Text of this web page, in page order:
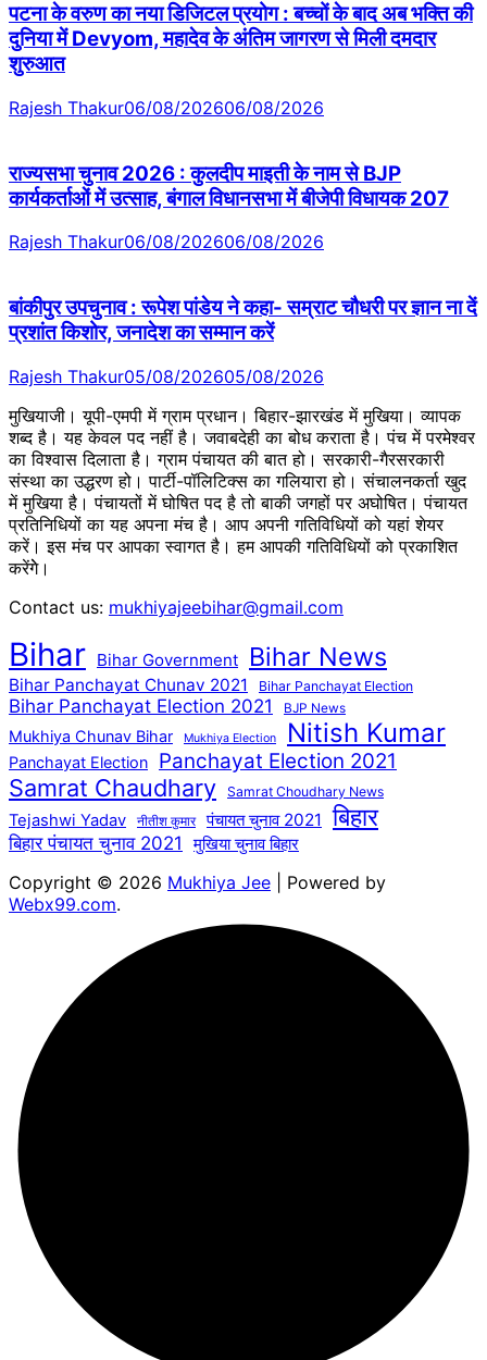
पटना के वरुण का नया डिजिटल प्रयोग : बच्चों के बाद अब भक्ति की
दुनिया में Devyom, महादेव के अंतिम जागरण से मिली दमदार
शुरुआत
Rajesh Thakur06/08/202606/08/2026
राज्यसभा चुनाव 2026 : कुलदीप माइती के नाम से BJP
कार्यकर्ताओं में उत्साह, बंगाल विधानसभा में बीजेपी विधायक 207
Rajesh Thakur06/08/202606/08/2026
बांकीपुर उपचुनाव : रूपेश पांडेय ने कहा- सम्राट चौधरी पर ज्ञान ना दें
प्रशांत किशोर, जनादेश का सम्मान करें
Rajesh Thakur05/08/202605/08/2026
मुखियाजी। यूपी-एमपी में ग्राम प्रधान। बिहार-झारखंड में मुखिया। व्यापक
शब्द है। यह केवल पद नहीं है। जवाबदेही का बोध कराता है। पंच में परमेश्वर
का विश्वास दिलाता है। ग्राम पंचायत की बात हो। सरकारी-गैरसरकारी
संस्था का उद्धरण हो। पार्टी-पॉलिटिक्स का गलियारा हो। संचालनकर्ता खुद
में मुखिया है। पंचायतों में घोषित पद है तो बाकी जगहों पर अघोषित। पंचायत
प्रतिनिधियों का यह अपना मंच है। आप अपनी गतिविधियों को यहां शेयर
करें। इस मंच पर आपका स्वागत है। हम आपकी गतिविधियों को प्रकाशित
करेंगेे।
Contact us: mukhiyajeebihar@gmail.com
Bihar Bihar Government Bihar News
Bihar Panchayat Chunav 2021 Bihar Panchayat Election
Bihar Panchayat Election 2021 BJP News
Mukhiya Chunav Bihar Mukhiya Election Nitish Kumar
Panchayat Election Panchayat Election 2021
Samrat Chaudhary Samrat Choudhary News
Tejashwi Yadav नीतीश कुमार पंचायत चुनाव 2021 बिहार
बिहार पंचायत चुनाव 2021 मुखिया चुनाव बिहार
Copyright © 2026 Mukhiya Jee | Powered by
Webx99.com.